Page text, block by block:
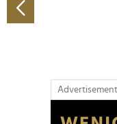
Partner führen diese
weiteren Daten
Advertisement